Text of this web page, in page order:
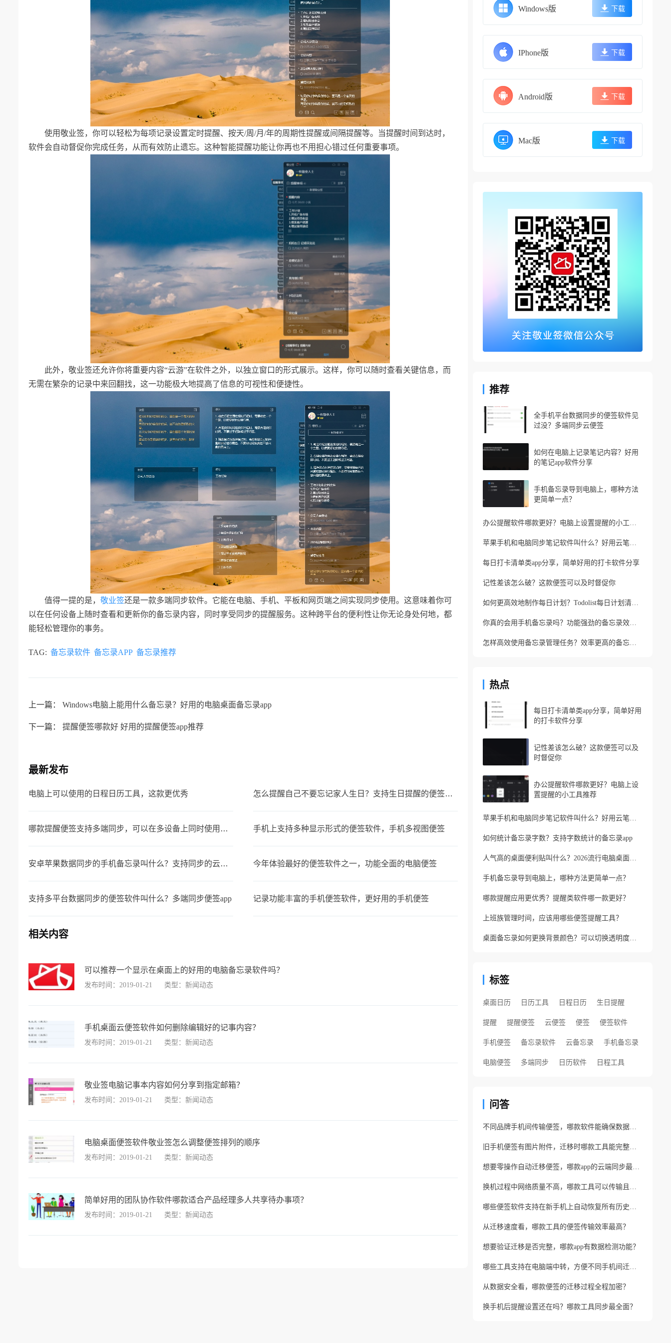
使用敬业签，你可以轻松为每项记录设置定时提醒、按天/周/月/年的周期性提醒或间隔提醒等。当提醒时间到达时，
软件会自动督促你完成任务，从而有效防止遗忘。这种智能提醒功能让你再也不用担心错过任何重要事项。
此外，敬业签还允许你将重要内容“云游”在软件之外，以独立窗口的形式展示。这样，你可以随时查看关键信息，而
无需在繁杂的记录中来回翻找，这一功能极大地提高了信息的可视性和便捷性。
值得一提的是， 敬业签还是一款多端同步软件。它能在电脑、手机、平板和网页端之间实现同步使用。这意味着你可
以在任何设备上随时查看和更新你的备忘录内容，同时享受同步的提醒服务。这种跨平台的便利性让你无论身处何地，都
能轻松管理你的事务。
TAG: 备忘录软件 备忘录APP 备忘录推荐
上一篇： Windows电脑上能用什么备忘录？好用的电脑桌面备忘录app
下一篇： 提醒便签哪款好 好用的提醒便签app推荐
最新发布
电脑上可以使用的日程日历工具，这款更优秀 怎么提醒自己不要忘记家人生日？支持生日提醒的便签软件
哪款提醒便签支持多端同步，可以在多设备上同时使用的便签 手机上支持多种显示形式的便签软件，手机多视图便签
安卓苹果数据同步的手机备忘录叫什么？支持同步的云备忘录 今年体验最好的便签软件之一，功能全面的电脑便签
支持多平台数据同步的便签软件叫什么？多端同步便签app 记录功能丰富的手机便签软件，更好用的手机便签
相关内容
可以推荐一个显示在桌面上的好用的电脑备忘录软件吗？
发布时间：2019-01-21 类型：新闻动态
手机桌面云便签软件如何删除编辑好的记事内容？
发布时间：2019-01-21 类型：新闻动态
敬业签电脑记事本内容如何分享到指定邮箱？
发布时间：2019-01-21 类型：新闻动态
电脑桌面便签软件敬业签怎么调整便签排列的顺序
发布时间：2019-01-21 类型：新闻动态
简单好用的团队协作软件哪款适合产品经理多人共享待办事项？
发布时间：2019-01-21 类型：新闻动态
Windows版 下载
IPhone版 下载
Android版 下载
Mac版 下载
推荐
全手机平台数据同步的便签软件见
过没？多端同步云便签
如何在电脑上记录笔记内容？好用
的笔记app软件分享
手机备忘录导到电脑上，哪种方法
更简单一点？
办公提醒软件哪款更好？电脑上设置提醒的小工具推荐
苹果手机和电脑同步笔记软件叫什么？好用云笔记软件分享
每日打卡清单类app分享，简单好用的打卡软件分享
记性差该怎么破？这款便签可以及时督促你
如何更高效地制作每日计划？Todolist每日计划清单制作方法
你真的会用手机备忘录吗？功能强劲的备忘录效率工具
怎样高效使用备忘录管理任务？效率更高的备忘录app
热点
每日打卡清单类app分享，简单好用
的打卡软件分享
记性差该怎么破？这款便签可以及
时督促你
办公提醒软件哪款更好？电脑上设
置提醒的小工具推荐
苹果手机和电脑同步笔记软件叫什么？好用云笔记软件分享
如何统计备忘录字数？支持字数统计的备忘录app
人气高的桌面便利贴叫什么？2026流行电脑桌面便利贴
手机备忘录导到电脑上，哪种方法更简单一点？
哪款提醒应用更优秀？提醒类软件哪一款更好？
上班族管理时间，应该用哪些便签提醒工具？
桌面备忘录如何更换背景颜色？可以切换透明度的备忘录
标签
桌面日历 日历工具 日程日历 生日提醒
提醒 提醒便签 云便签 便签 便签软件
手机便签 备忘录软件 云备忘录 手机备忘录
电脑便签 多端同步 日历软件 日程工具
问答
不同品牌手机间传输便签，哪款软件能确保数据完整？
旧手机便签有图片附件，迁移时哪款工具能完整保留？
想要零操作自动迁移便签，哪款app的云端同步最省心？
换机过程中网络质量不高，哪款工具可以传输且不丢数据？
哪些便签软件支持在新手机上自动恢复所有历史版本？
从迁移速度看，哪款工具的便签传输效率最高？
想要验证迁移是否完整，哪款app有数据检测功能？
哪些工具支持在电脑端中转，方便不同手机间迁移？
从数据安全看，哪款便签的迁移过程全程加密？
换手机后提醒设置还在吗？哪款工具同步最全面？